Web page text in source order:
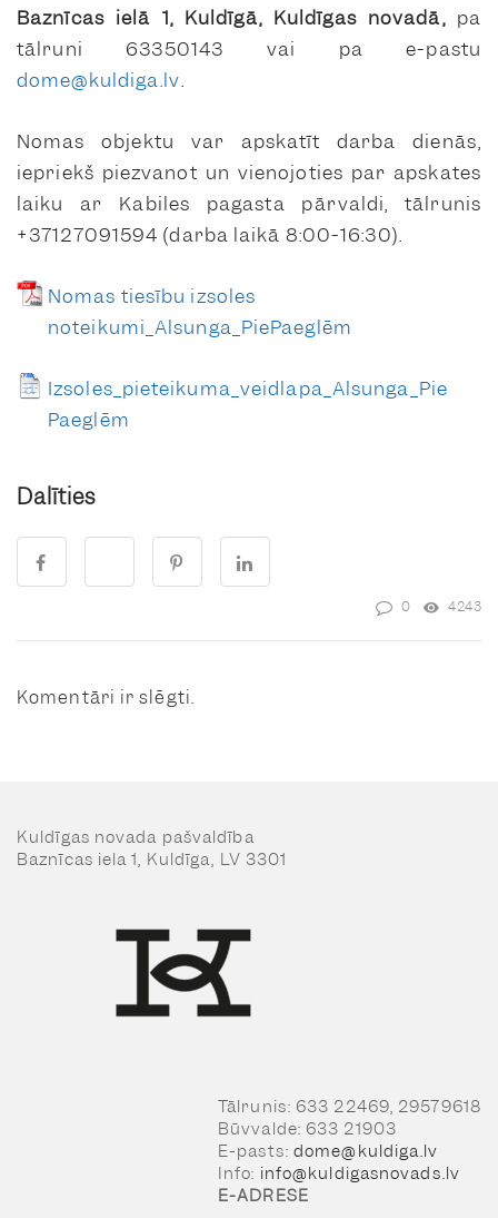
Baznīcas ielā 1, Kuldīgā, Kuldīgas novadā, pa
tālruni 63350143 vai pa e-pastu
dome@kuldiga.lv.
Nomas objektu var apskatīt darba dienās,
iepriekš piezvanot un vienojoties par apskates
laiku ar Kabiles pagasta pārvaldi, tālrunis
+37127091594 (darba laikā 8:00-16:30).
Nomas tiesību izsoles
noteikumi_Alsunga_PiePaeglēm
Izsoles_pieteikuma_veidlapa_Alsunga_Pie
Paeglēm
Dalīties
0 4243
Komentāri ir slēgti.
Kuldīgas novada pašvaldība
Baznīcas iela 1, Kuldīga, LV 3301
Tālrunis: 633 22469, 29579618
Būvvalde: 633 21903
E-pasts: dome@kuldiga.lv
Info: info@kuldigasnovads.lv
E-ADRESE